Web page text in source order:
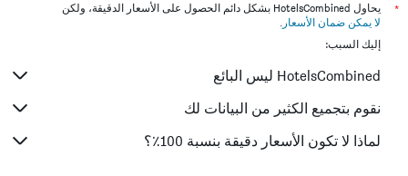
*
يحاول HotelsCombined بشكل دائم الحصول على الأسعار الدقيقة، ولكن
لا يمكن ضمان الأسعار .
إليك السبب:
HotelsCombined ليس البائع
نقوم بتجميع الكثير من البيانات لك
لماذا لا تكون الأسعار دقيقة بنسبة 100٪؟